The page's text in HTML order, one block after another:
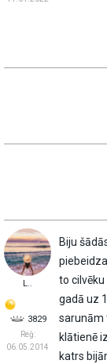
L..
3829
Reģ:
06.05.2014
Biju
to
gadā uz
sarunām
klātienē
katrs